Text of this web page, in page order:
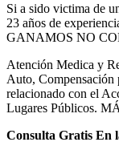
Si a sido victima de
23 años de
GANAMOS NO
Atención Medica y
Auto, Compensación
relacionado con el
Lugares Públicos.
Consulta Gratis En